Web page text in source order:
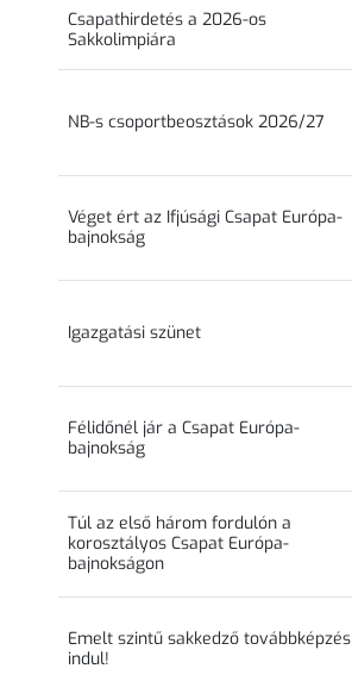
Csapathirdetés a 2026-os
Sakkolimpiára
NB-s csoportbeosztások 2026/27
Véget ért az Ifjúsági Csapat Európa-
bajnokság
Igazgatási szünet
Félidőnél jár a Csapat Európa-
bajnokság
Túl az első három fordulón a
korosztályos Csapat Európa-
bajnokságon
Emelt szintű sakkedző továbbképzés
indul!